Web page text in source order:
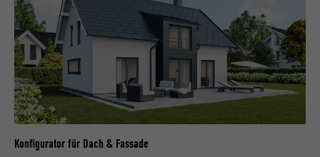
Konfigurator für Dach & Fassade